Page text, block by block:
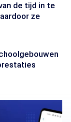
de tijd in te
ze